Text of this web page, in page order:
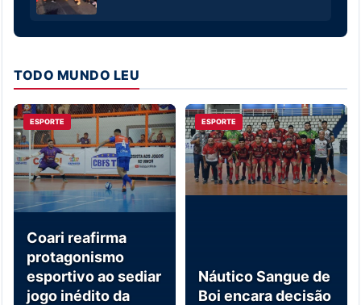
TODO MUNDO LEU
ESPORTE
Coari reafirma
protagonismo
esportivo ao sediar
jogo inédito da
ESPORTE
Náutico Sangue de
Boi encara decisão